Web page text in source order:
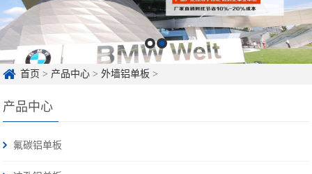
首页 > 产品中心 >外墙铝单板 >
产品中心
氟碳铝单板